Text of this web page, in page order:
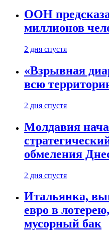
ООН
миллионов
2 дня спустя
«Взрывная
всю
2 дня спустя
Молдавия
обмеления
2 дня спустя
Итальянка,
евро в
мусорный бак